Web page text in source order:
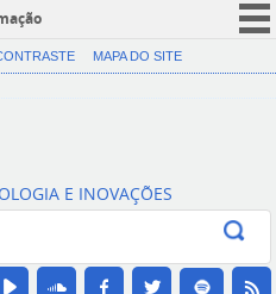
CORONAVÍRUS (COVID-19)
Canais
MAPA DO SITE
E INOVAÇÕES